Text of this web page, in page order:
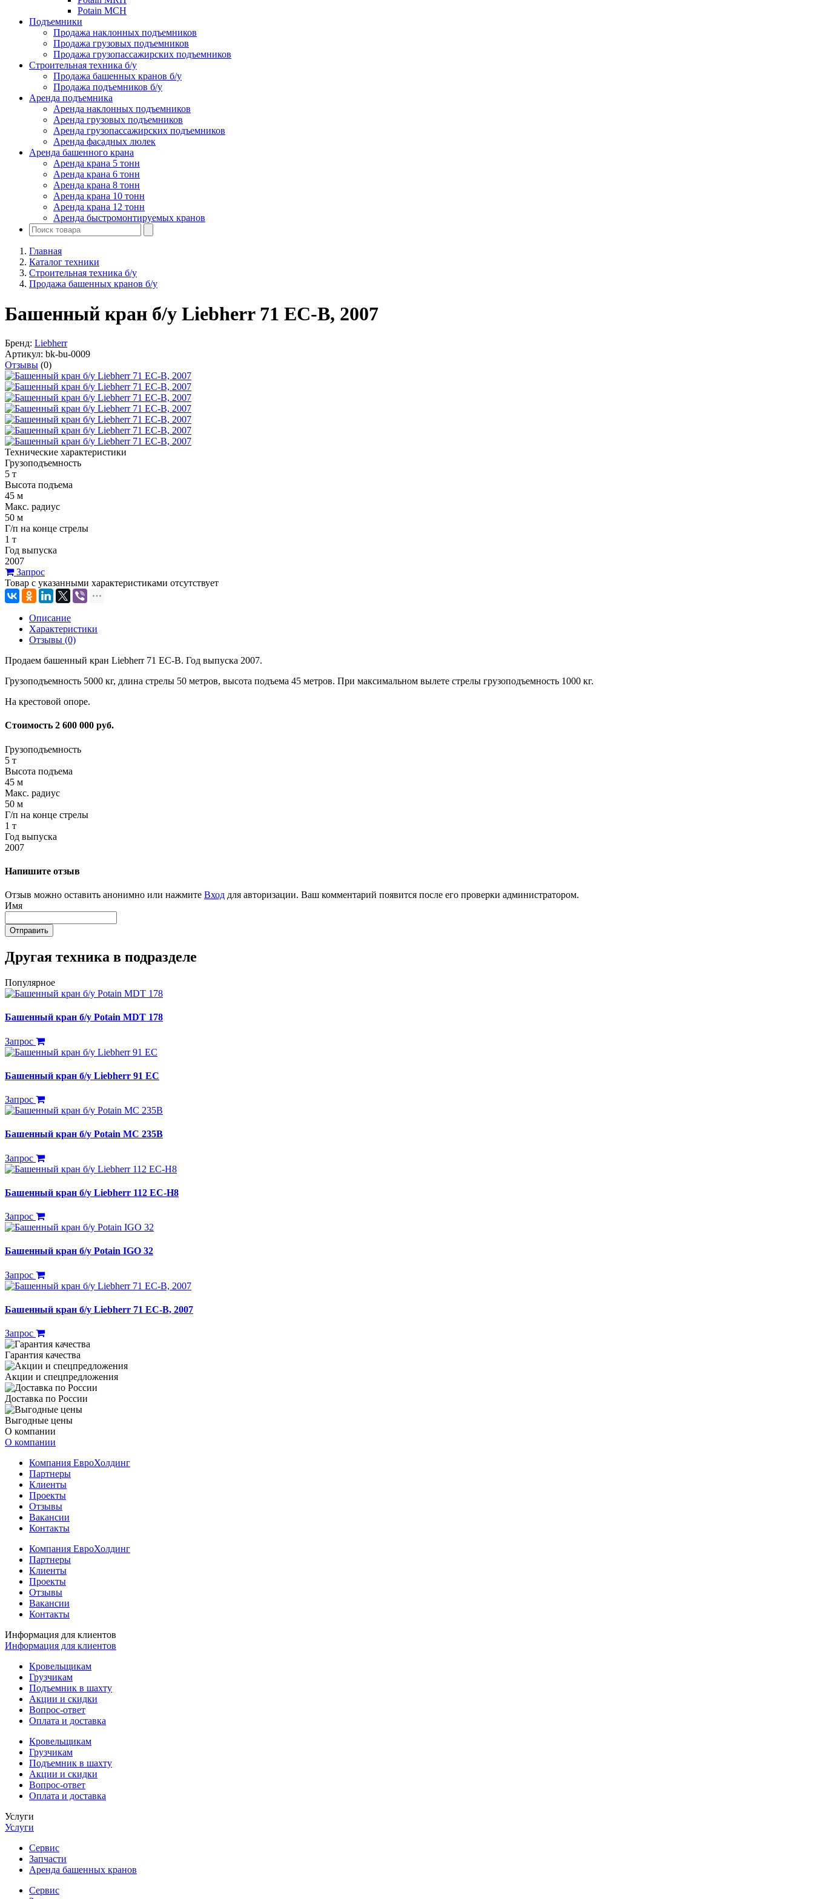
Potain MCH
Подъемники
Продажа наклонных подъемников
Продажа грузовых подъемников
Продажа грузопассажирских подъемников
Строительная техника б/у
Продажа башенных кранов б/у
Продажа подъемников б/у
Аренда подъемника
Аренда наклонных подъемников
Аренда грузовых подъемников
Аренда грузопассажирских подъемников
Аренда фасадных люлек
Аренда башенного крана
Аренда крана 5 тонн
Аренда крана 6 тонн
Аренда крана 8 тонн
Аренда крана 10 тонн
Аренда крана 12 тонн
Аренда быстромонтируемых кранов
Главная
Каталог техники
Строительная техника б/у
Продажа башенных кранов б/у
Башенный кран б/у Liebherr 71 EC-B, 2007
Бренд: Liebherr
Артикул: bk-bu-0009
Отзывы (0)
Технические характеристики
Грузоподъемность
5 т
Высота подъема
45 м
Макс. радиус
50 м
Г/п на конце стрелы
1 т
Год выпуска
2007
Запрос
Товар с указанными характеристиками отсутствует
Описание
Характеристики
Отзывы (0)
Продаем башенный кран Liebherr 71 EC-B. Год выпуска 2007.
Грузоподъемность 5000 кг, длина стрелы 50 метров, высота подъема 45 метров. При максимальном вылете стрелы грузоподъемность 1000 кг.
На крестовой опоре.
Стоимость 2 600 000 руб.
Грузоподъемность
5 т
Высота подъема
45 м
Макс. радиус
50 м
Г/п на конце стрелы
1 т
Год выпуска
2007
Напишите отзыв
Отзыв можно оставить анонимно или нажмите Вход для авторизации. Ваш комментарий появится после его проверки администратором.
Имя
Отправить
Другая техника в подразделе
Популярное
Башенный кран б/у Potain MDT 178
Запрос
Башенный кран б/у Liebherr 91 EC
Запрос
Башенный кран б/у Potain MC 235B
Запрос
Башенный кран б/у Liebherr 112 EC-H8
Запрос
Башенный кран б/у Potain IGO 32
Запрос
Башенный кран б/у Liebherr 71 EC-B, 2007
Запрос
Гарантия качества
Акции и спецпредложения
Доставка по России
Выгодные цены
О компании
О компании
Компания ЕвроХолдинг
Партнеры
Клиенты
Проекты
Отзывы
Вакансии
Контакты
Компания ЕвроХолдинг
Партнеры
Клиенты
Проекты
Отзывы
Вакансии
Контакты
Информация для клиентов
Информация для клиентов
Кровельщикам
Грузчикам
Подъемник в шахту
Акции и скидки
Вопрос-ответ
Оплата и доставка
Кровельщикам
Грузчикам
Подъемник в шахту
Акции и скидки
Вопрос-ответ
Оплата и доставка
Услуги
Услуги
Сервис
Запчасти
Аренда башенных кранов
Сервис